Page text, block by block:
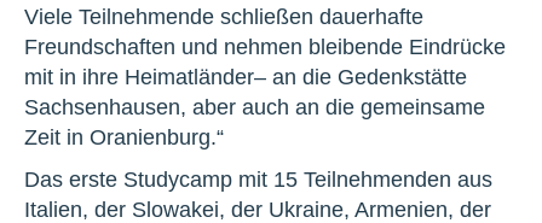
Viele Teilnehmende schließen dauerhafte
Freundschaften und nehmen bleibende Eindrücke
mit in ihre Heimatländer– an die Gedenkstätte
Sachsenhausen, aber auch an die gemeinsame
Zeit in Oranienburg.“
Das erste Studycamp mit 15 Teilnehmenden aus
Italien, der Slowakei, der Ukraine, Armenien, der